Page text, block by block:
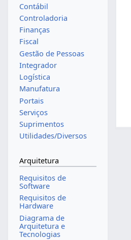
Contábil
Controladoria
Finanças
Fiscal
Gestão de Pessoas
Integrador
Logística
Manufatura
Portais
Serviços
Suprimentos
Utilidades/Diversos
Arquitetura
Requisitos de
Software
Requisitos de
Hardware
Diagrama de
Arquitetura e
Tecnologias